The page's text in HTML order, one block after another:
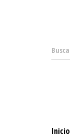
Inicio